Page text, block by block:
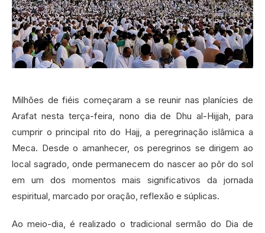
Milhões de fiéis começaram a se reunir nas planícies de
Arafat nesta terça-feira, nono dia de Dhu al-Hijjah, para
cumprir o principal rito do Hajj, a peregrinação islâmica a
Meca. Desde o amanhecer, os peregrinos se dirigem ao
local sagrado, onde permanecem do nascer ao pôr do sol
em um dos momentos mais significativos da jornada
espiritual, marcado por oração, reflexão e súplicas.
Ao meio-dia, é realizado o tradicional sermão do Dia de